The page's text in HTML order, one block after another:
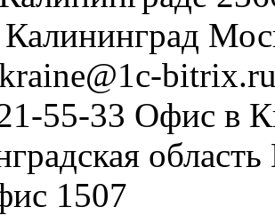
Калининград
55-33 Офис в
область
1507